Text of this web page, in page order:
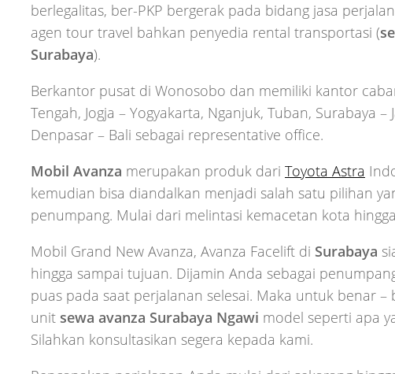
berlegalitas, ber-PKP bergerak pada bidang jasa
agen tour travel bahkan penyedia rental transportasi (
Surabaya).
Berkantor pusat di Wonosobo dan memiliki kantor
Tengah, Jogja – Yogyakarta, Nganjuk, Tuban, Surabaya –
Denpasar – Bali sebagai representative office.
Mobil Avanza merupakan produk dari Toyota Astra
kemudian bisa diandalkan menjadi salah satu pilihan
penumpang. Mulai dari melintasi kemacetan kota
Mobil Grand New Avanza, Avanza Facelift di Surabaya
hingga sampai tujuan. Dijamin Anda sebagai
puas pada saat perjalanan selesai. Maka untuk benar
unit sewa avanza Surabaya Ngawi model seperti apa
Silahkan konsultasikan segera kepada kami.